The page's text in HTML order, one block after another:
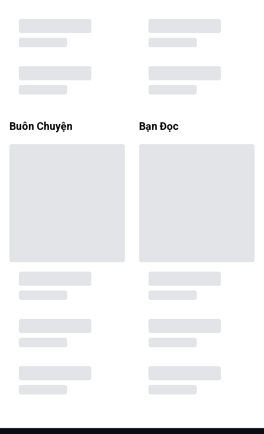
Buôn Chuyện Bạn Đọc